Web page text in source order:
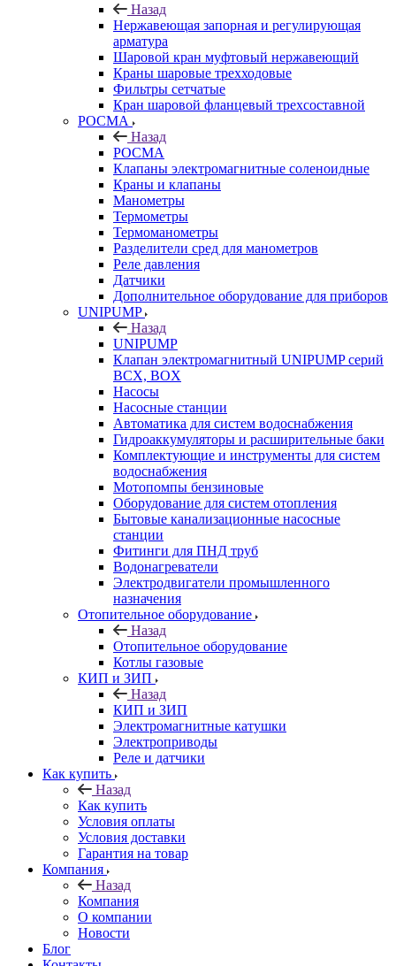
Назад
Нержавеющая запорная и регулирующая
арматура
Шаровой кран муфтовый нержавеющий
Краны шаровые трехходовые
Фильтры сетчатые
Кран шаровой фланцевый трехсоставной
РОСМА
Назад
РОСМА
Клапаны электромагнитные соленоидные
Краны и клапаны
Манометры
Термометры
Термоманометры
Разделители сред для манометров
Реле давления
Датчики
Дополнительное оборудование для приборов
UNIPUMP
Назад
UNIPUMP
Клапан электромагнитный UNIPUMP серий
BCX, BOX
Насосы
Насосные станции
Автоматика для систем водоснабжения
Гидроаккумуляторы и расширительные баки
Комплектующие и инструменты для систем
водоснабжения
Мотопомпы бензиновые
Оборудование для систем отопления
Бытовые канализационные насосные
станции
Фитинги для ПНД труб
Водонагреватели
Электродвигатели промышленного
назначения
Отопительное оборудование
Назад
Отопительное оборудование
Котлы газовые
КИП и ЗИП
Назад
КИП и ЗИП
Электромагнитные катушки
Электроприводы
Реле и датчики
Как купить
Назад
Как купить
Условия оплаты
Условия доставки
Гарантия на товар
Компания
Назад
Компания
О компании
Новости
Блог